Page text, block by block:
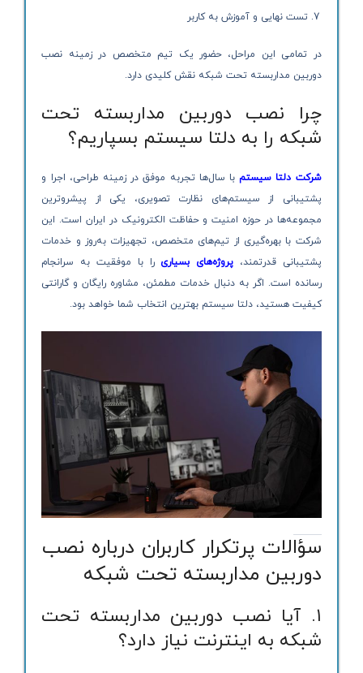
تست نهایی و آموزش به کاربر
در تمامی این مراحل، حضور یک تیم متخصص در زمینه نصب
دوربین مداربسته تحت شبکه نقش کلیدی دارد.
چرا نصب دوربین مداربسته تحت
شبکه را به دلتا سیستم بسپاریم؟
شرکت دلتا سیستمبا سال‌ها تجربه موفق در زمینه طراحی، اجرا و
پشتیبانی از سیستم‌های نظارت تصویری، یکی از پیشروترین
مجموعه‌ها در حوزه امنیت و حفاظت الکترونیک در ایران است. این
شرکت با بهره‌گیری از تیم‌های متخصص، تجهیزات به‌روز و خدمات
پشتیبانی قدرتمند، پروژه‌های بسیاری را با موفقیت به سرانجام
رسانده است. اگر به دنبال خدمات مطمئن، مشاوره رایگان و گارانتی
کیفیت هستید، دلتا سیستم بهترین انتخاب شما خواهد بود.
سؤالات پرتکرار کاربران درباره نصب
دوربین مداربسته تحت شبکه
۱. آیا نصب دوربین مداربسته تحت
شبکه به اینترنت نیاز دارد؟